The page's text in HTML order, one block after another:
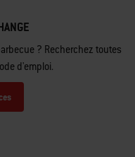
? Recherchez toutes
d'emploi.